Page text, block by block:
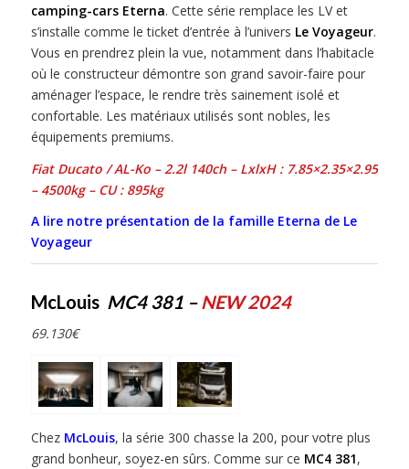
camping-cars Eterna. Cette série remplace les LV et
s’installe comme le ticket d’entrée à l’univers Le Voyageur.
Vous en prendrez plein la vue, notamment dans l’habitacle
où le constructeur démontre son grand savoir-faire pour
aménager l’espace, le rendre très sainement isolé et
confortable. Les matériaux utilisés sont nobles, les
équipements premiums.
Fiat Ducato / AL-Ko – 2.2l 140ch – LxlxH : 7.85×2.35×2.95
– 4500kg – CU : 895kg
A lire notre présentation de la famille Eterna de Le
Voyageur
McLouis MC4 381 –NEW 2024
69.130€
Chez McLouis, la série 300 chasse la 200, pour votre plus
grand bonheur, soyez-en sûrs. Comme sur ce MC4 381,